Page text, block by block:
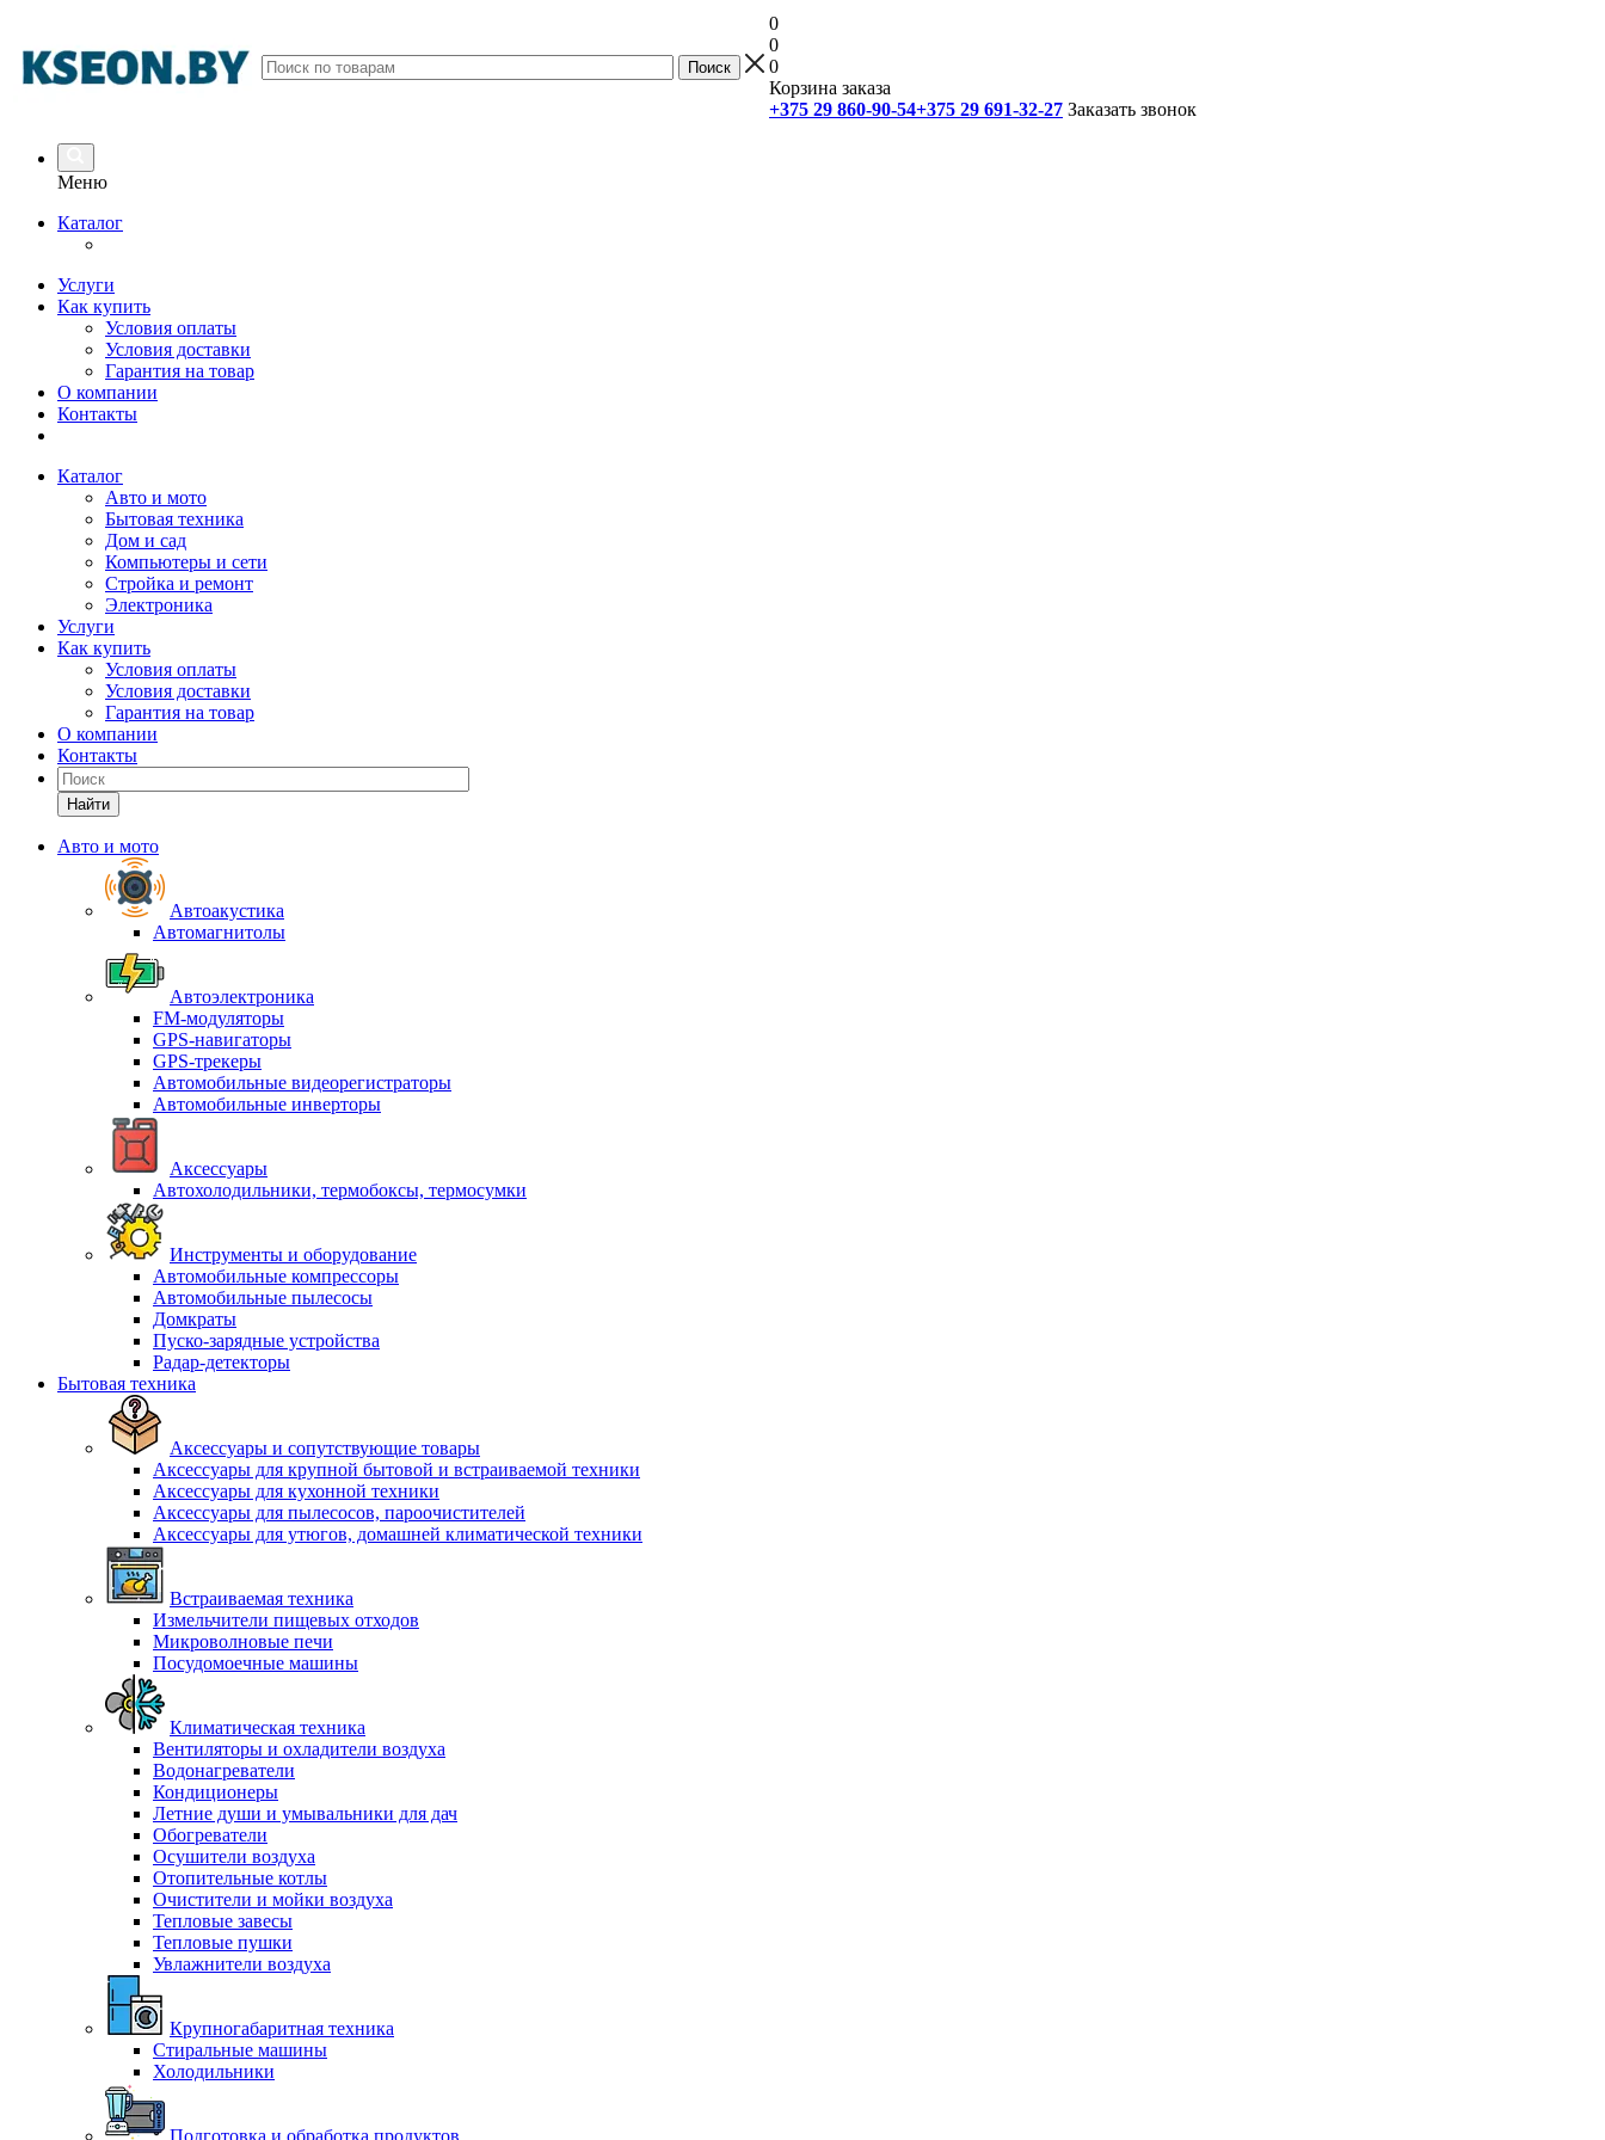
0
0
0
Корзина заказа
+375 29 860-90-54+375 29 691-32-27 Заказать звонок
Меню
Каталог
Услуги
Как купить
Условия оплаты
Условия доставки
Гарантия на товар
О компании
Контакты
Каталог
Авто и мото
Бытовая техника
Дом и сад
Компьютеры и сети
Стройка и ремонт
Электроника
Услуги
Как купить
Условия оплаты
Условия доставки
Гарантия на товар
О компании
Контакты
Найти
Авто и мото
Автоакустика
Автомагнитолы
Автоэлектроника
FM-модуляторы
GPS-навигаторы
GPS-трекеры
Автомобильные видеорегистраторы
Автомобильные инверторы
Аксессуары
Автохолодильники, термобоксы, термосумки
Инструменты и оборудование
Автомобильные компрессоры
Автомобильные пылесосы
Домкраты
Пуско-зарядные устройства
Радар-детекторы
Бытовая техника
Аксессуары и сопутствующие товары
Аксессуары для крупной бытовой и встраиваемой техники
Аксессуары для кухонной техники
Аксессуары для пылесосов, пароочистителей
Аксессуары для утюгов, домашней климатической техники
Встраиваемая техника
Измельчители пищевых отходов
Микроволновые печи
Посудомоечные машины
Климатическая техника
Вентиляторы и охладители воздуха
Водонагреватели
Кондиционеры
Летние души и умывальники для дач
Обогреватели
Осушители воздуха
Отопительные котлы
Очистители и мойки воздуха
Тепловые завесы
Тепловые пушки
Увлажнители воздуха
Крупногабаритная техника
Стиральные машины
Холодильники
Подготовка и обработка продуктов